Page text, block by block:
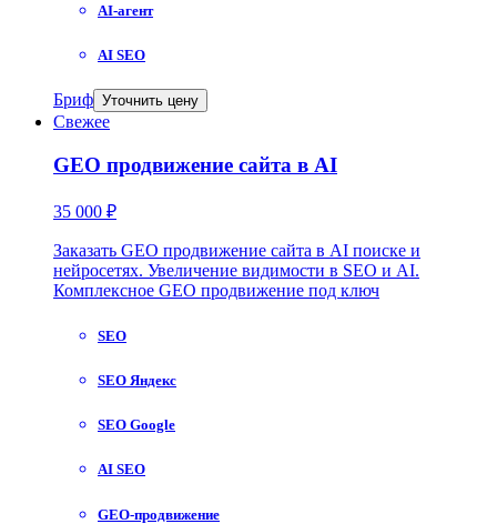
AI-агент
AI SEO
Бриф Уточнить цену
Свежее
GEO продвижение сайта в AI
35 000 ₽
Заказать GEO продвижение сайта в AI поиске и
нейросетях. Увеличение видимости в SEO и AI.
Комплексное GEO продвижение под ключ
SEO
SEO Яндекс
SEO Google
AI SEO
GEO-продвижение